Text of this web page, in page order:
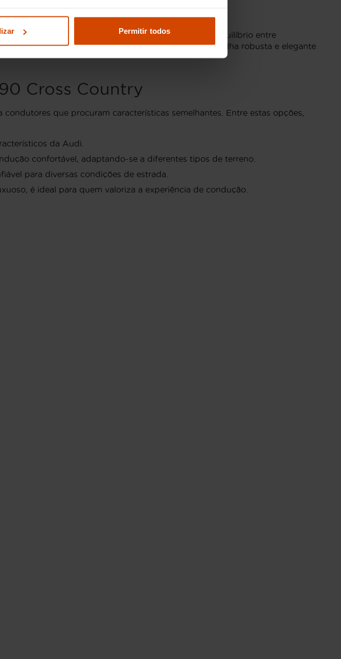
Permitir todos
em Portugal
30.000€ e 50.000€. Esta faixa de preço reflete o equilíbrio entre
características que tornam este modelo uma escolha robusta e elegante
Cross Country
que procuram características semelhantes. Entre estas opções,
da Audi.
confortável, adaptando-se a diferentes tipos de terreno.
para diversas condições de estrada.
é ideal para quem valoriza a experiência de condução.